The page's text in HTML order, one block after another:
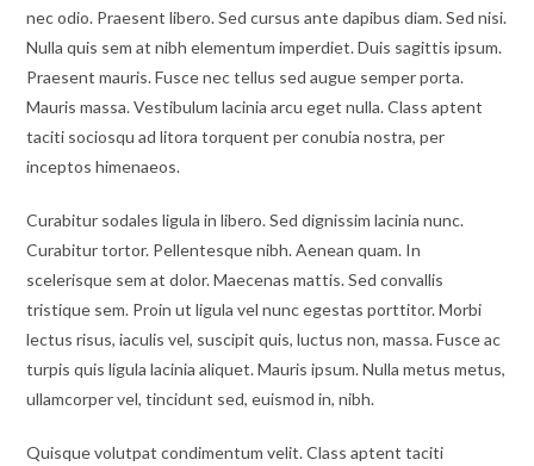
nec odio. Praesent libero. Sed cursus ante dapibus diam. Sed nisi.
Nulla quis sem at nibh elementum imperdiet. Duis sagittis ipsum.
Praesent mauris. Fusce nec tellus sed augue semper porta.
Mauris massa. Vestibulum lacinia arcu eget nulla. Class aptent
taciti sociosqu ad litora torquent per conubia nostra, per
inceptos himenaeos.
Curabitur sodales ligula in libero. Sed dignissim lacinia nunc.
Curabitur tortor. Pellentesque nibh. Aenean quam. In
scelerisque sem at dolor. Maecenas mattis. Sed convallis
tristique sem. Proin ut ligula vel nunc egestas porttitor. Morbi
lectus risus, iaculis vel, suscipit quis, luctus non, massa. Fusce ac
turpis quis ligula lacinia aliquet. Mauris ipsum. Nulla metus metus,
ullamcorper vel, tincidunt sed, euismod in, nibh.
Quisque volutpat condimentum velit. Class aptent taciti